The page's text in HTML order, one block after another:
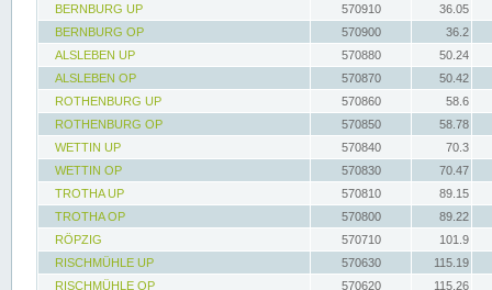
BERNBURG UP
570910
36.05
BERNBURG OP
570900
36.2
ALSLEBEN UP
570880
50.24
ALSLEBEN OP
570870
50.42
ROTHENBURG UP
570860
58.6
ROTHENBURG OP
570850
58.78
WETTIN UP
570840
70.3
WETTIN OP
570830
70.47
TROTHA UP
570810
89.15
TROTHA OP
570800
89.22
RÖPZIG
570710
101.9
RISCHMÜHLE UP
570630
115.19
RISCHMÜHLE OP
570620 115.26